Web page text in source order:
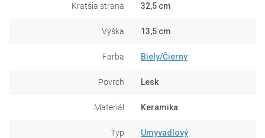
Kratšia strana 32,5 cm
Výška 13,5 cm
Farba Biely/Čierny
Povrch Lesk
Materiál Keramika
Typ Umyvadlový